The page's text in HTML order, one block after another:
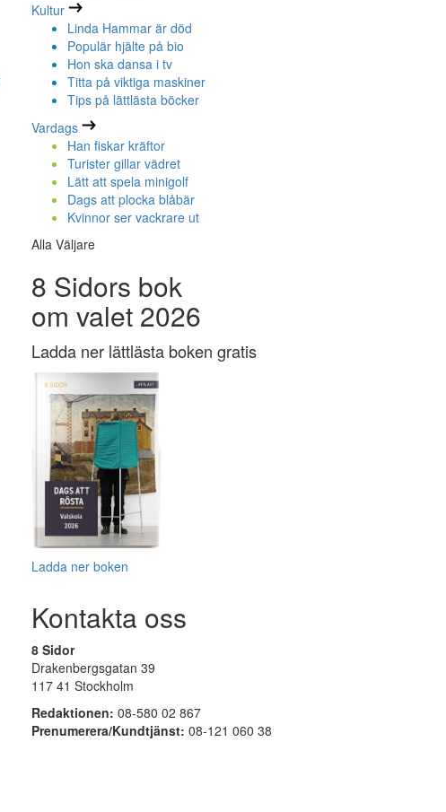
Kultur
Linda Hammar är död
Populär hjälte på bio
Hon ska dansa i tv
Titta på viktiga maskiner
Tips på lättlästa böcker
Vardags
Han fiskar kräftor
Turister gillar vädret
Lätt att spela minigolf
Dags att plocka blåbär
Kvinnor ser vackrare ut
Alla Väljare
8 Sidors bok
om valet 2026
Ladda ner lättlästa boken gratis
Ladda ner boken
Kontakta oss
8 Sidor
Drakenbergsgatan 39
117 41 Stockholm
Redaktionen: 08-580 02 867
Prenumerera/Kundtjänst: 08-121 060 38